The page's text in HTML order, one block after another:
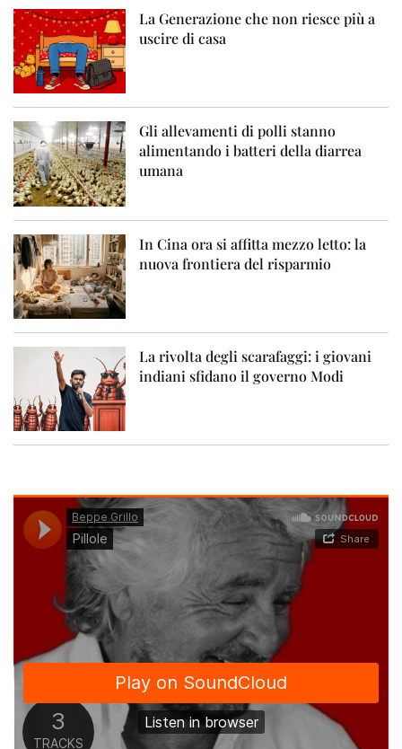
La Generazione che non riesce più a
uscire di casa
Gli allevamenti di polli stanno
alimentando i batteri della diarrea
umana
In Cina ora si affitta mezzo letto: la
nuova frontiera del risparmio
La rivolta degli scarafaggi: i giovani
indiani sfidano il governo Modi